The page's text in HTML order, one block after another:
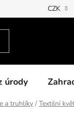
Podmínky ochranyCZK
úrody
a truhlíky / Textilní